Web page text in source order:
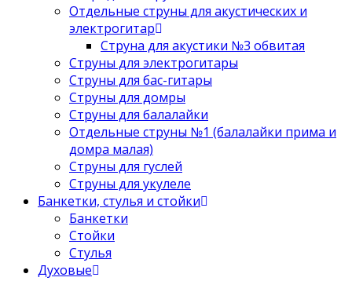
Отдельные струны для акустических и
электрогитар
Струна для акустики №3 обвитая
Струны для электрогитары
Струны для бас-гитары
Струны для домры
Струны для балалайки
Отдельные струны №1 (балалайки прима и
домра малая)
Струны для гуслей
Струны для укулеле
Банкетки, стулья и стойки
Банкетки
Стойки
Стулья
Духовые